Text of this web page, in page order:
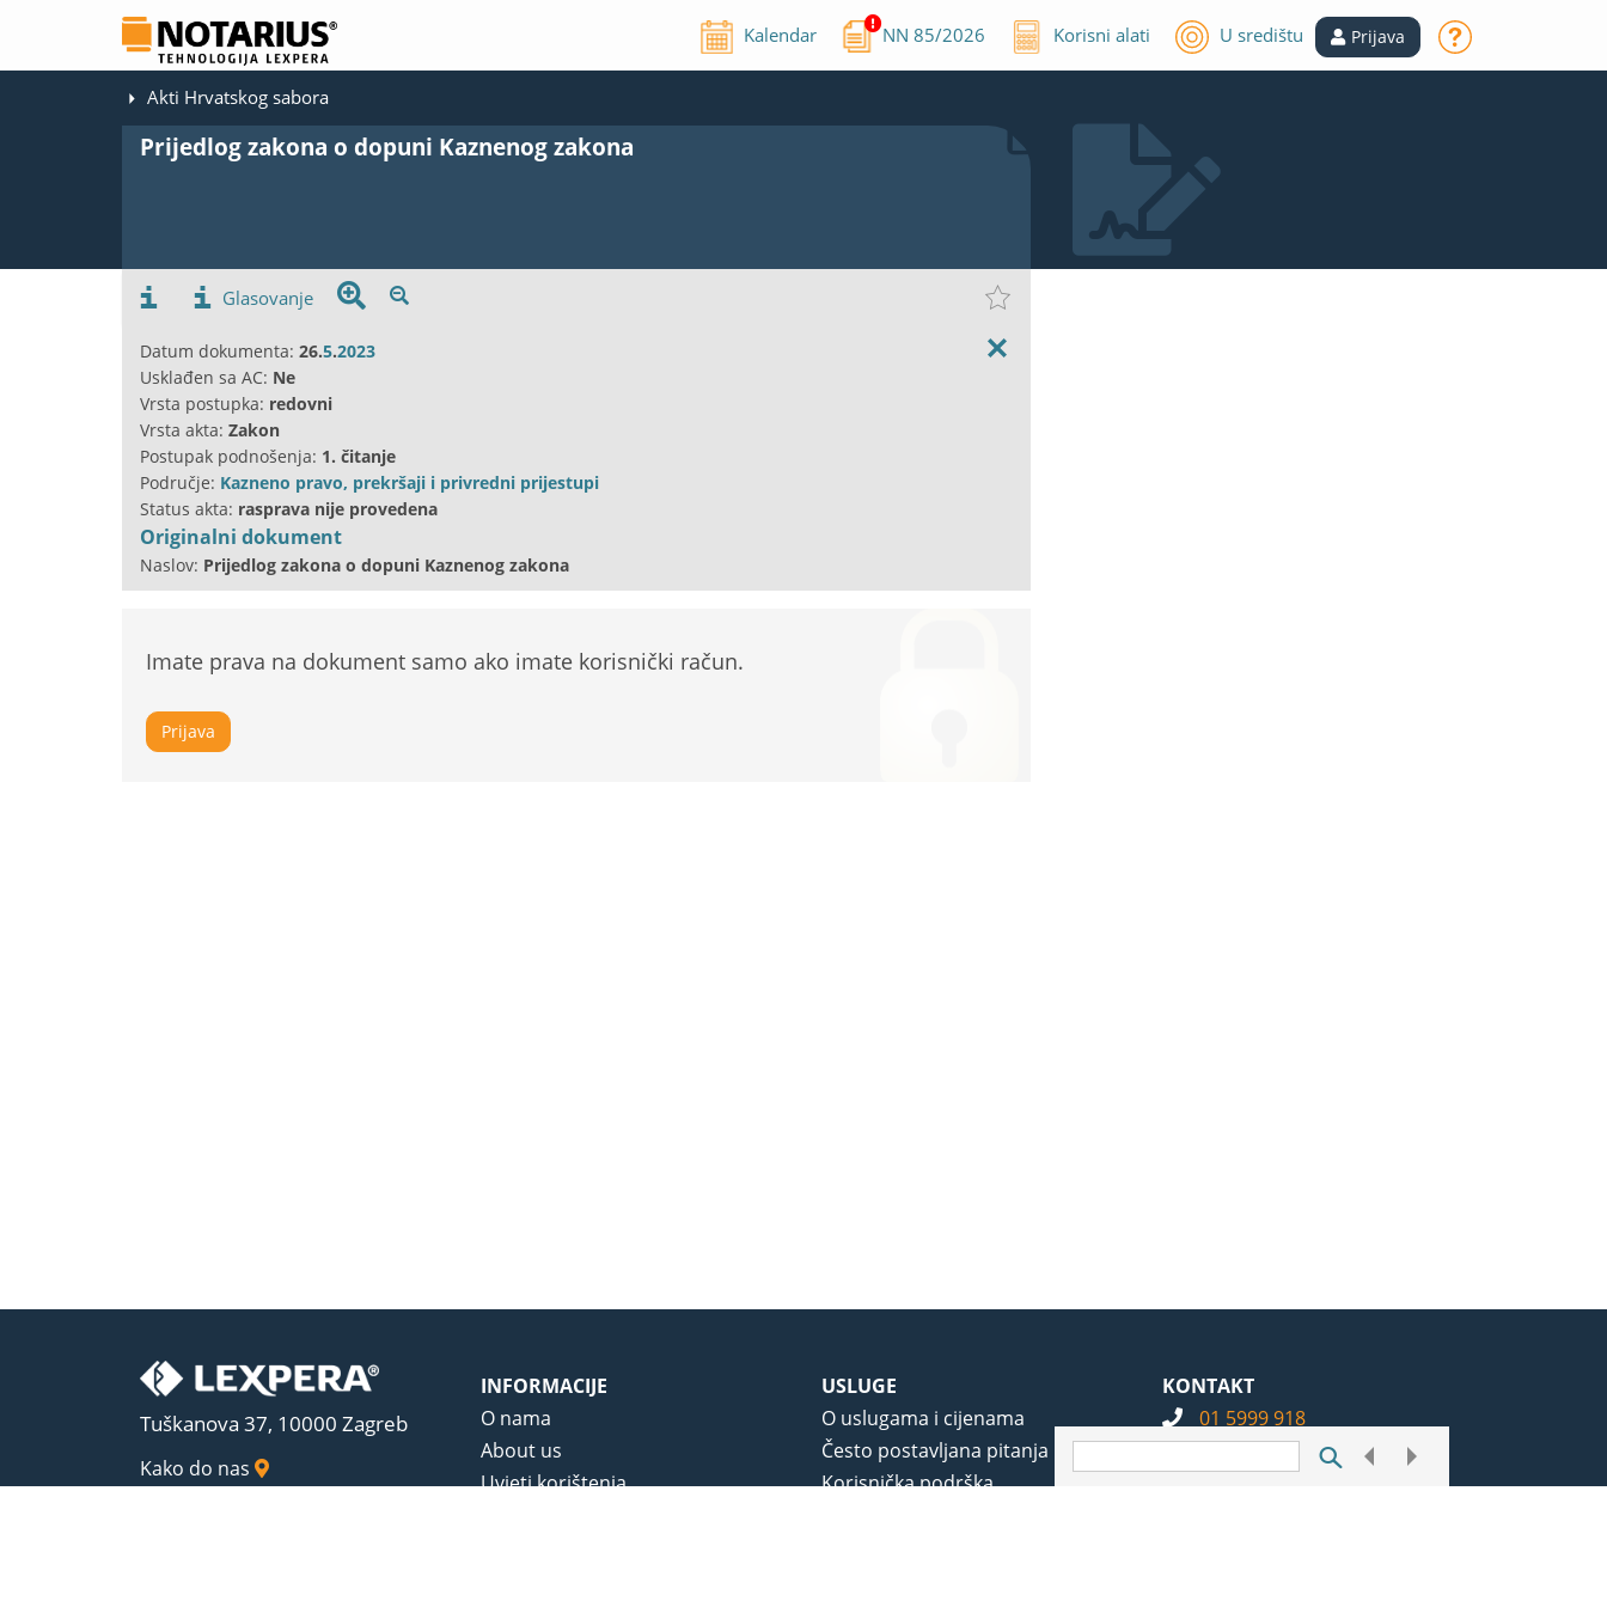
Kalendar NN85/2026 Korisni alati U središtu Prijava
Akti Hrvatskog sabora
Prijedlog zakona o dopuni Kaznenog zakona
Glasovanje
Datum dokumenta: 26.5.2023
Usklađen sa AC: Ne
Vrsta postupka: redovni
Vrsta akta: Zakon
Postupak podnošenja: 1. čitanje
Područje: Kazneno pravo, prekršaji i privredni prijestupi
Status akta: rasprava nije provedena
Originalni dokument
Naslov: Prijedlog zakona o dopuni Kaznenog zakona
Imate prava na dokument samo ako imate korisnički račun.
Prijava
Tuškanova 37, 10000 Zagreb
Kako do nas
INFORMACIJE
O nama
About us
Uvjeti korištenja
USLUGE
O uslugama i cijenama
Često postavljana pitanja
Korisnička podrška
KONTAKT
01 5999 918
info@notarius.hr